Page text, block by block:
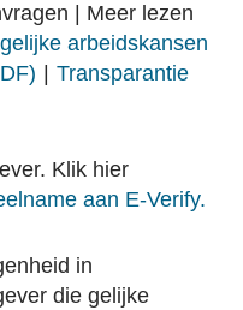
| Meer lezen
gelijke arbeidskansen
Transparantie
Klik hier
aan E-Verify.
in
die gelijke